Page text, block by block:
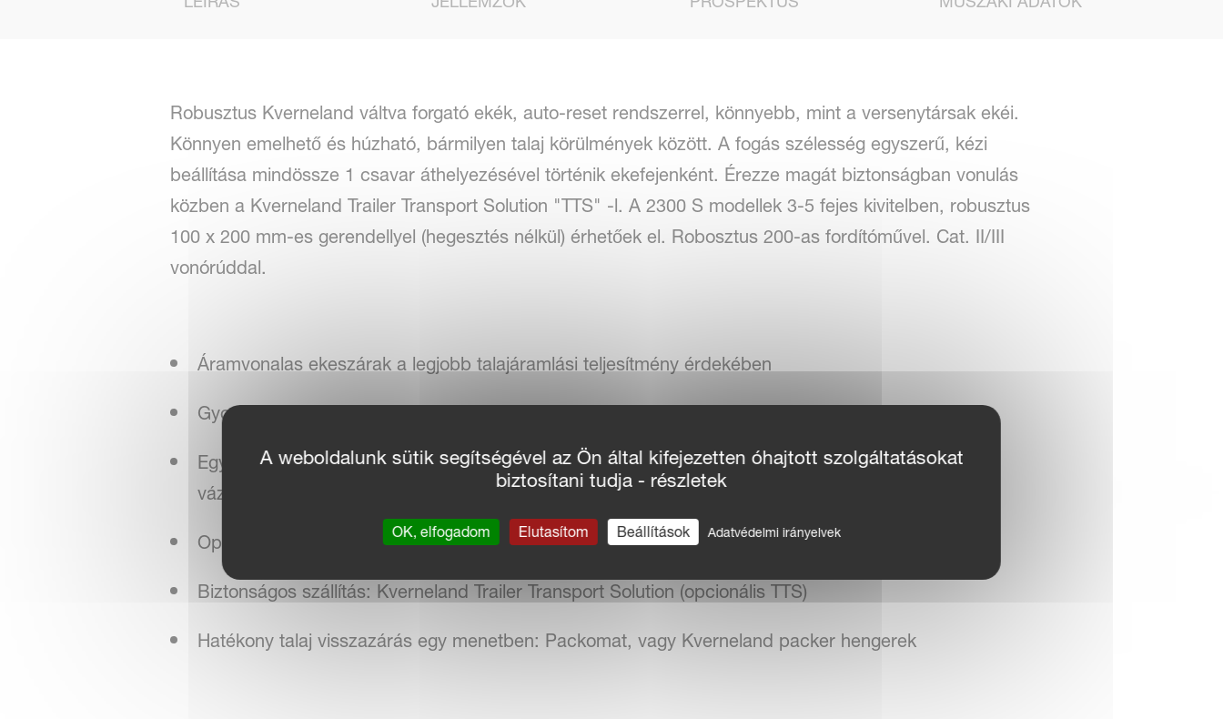
Robusztus Kverneland váltva forgató ekék, auto-reset rendszerrel, könnyebb, mint a versenytársak ekéi.
Könnyen emelhető és húzható, bármilyen talaj körülmények között. A fogás szélesség egyszerű, kézi
beállítása mindössze 1 csavar áthelyezésével történik ekefejenként. Érezze magát biztonságban vonulás
közben a Kverneland Trailer Transport Solution "TTS" -l. A 2300 S modellek 3-5 fejes kivitelben, robusztus
100 x 200 mm-es gerendellyel (hegesztés nélkül) érhetőek el. Robosztus 200-as fordítóművel. Cat. II/III
vonórúddal.
Áramvonalas ekeszárak a legjobb talajáramlási teljesítmény érdekében
Gyors, központi állítású előhántók a tökéletes szántás érdekében
Egyedülálló memóriarendszer, amely a kívánt barázdaszélesség-beállítást az átfordítás,
vázbehúzás ciklus után is megtartja
Opcionális hidraulikus első ekefej beállítás, alapfelszereltség a mechanikus változat.
Biztonságos szállítás: Kverneland Trailer Transport Solution (opcionális TTS)
Hatékony talaj visszazárás egy menetben: Packomat, vagy Kverneland packer hengerek
A weboldalunk sütik segítségével az Ön által kifejezetten óhajtott szolgáltatásokat
biztosítani tudja - részletek
OK, elfogadom Elutasítom Beállítások Adatvédelmi irányelvek